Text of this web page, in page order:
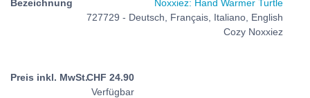
Noxxiez: Hand Warmer Turtle
727729 - Deutsch, Français, Italiano, English
Cozy Noxxiez
CHF 24.90
Verfügbar